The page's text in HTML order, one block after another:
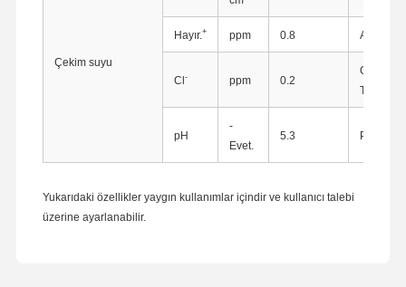
Çekim suyu
Hayır. + ppm 0.8 AAS
Cl- ppm 0.2
Titratör
pH
-
Evet.
5.3 PH Meter
Yukarıdaki özellikler yaygın kullanımlar içindir ve kullanıcı talebi
üzerine ayarlanabilir.